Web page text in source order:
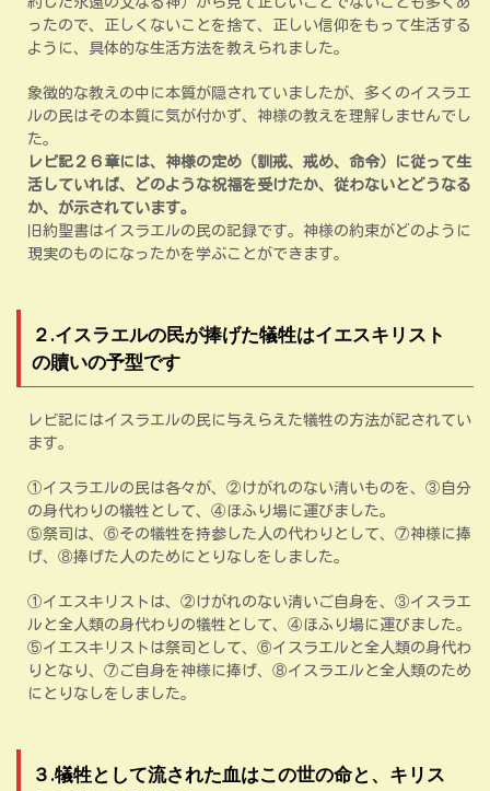
ったので、正しくないことを捨て、正しい信仰をもって生活する
ように、具体的な生活方法を教えられました。
象徴的な教えの中に本質が隠されていましたが、多くのイスラエ
ルの民はその本質に気が付かず、神様の教えを理解しませんでし
た。
レビ記２６章には、神様の定め（訓戒、戒め、命令）に従って生
活していれば、どのような祝福を受けたか、従わないとどうなる
か、が示されています。
旧約聖書はイスラエルの民の記録です。神様の約束がどのように
現実のものになったかを学ぶことができます。
２.イスラエルの民が捧げた犠牲はイエスキリスト
の贖いの予型です
レビ記にはイスラエルの民に与えらえた犠牲の方法が記されてい
ます。
①イスラエルの民は各々が、②けがれのない清いものを、③自分
の身代わりの犠牲として、④ほふり場に運びました。
⑤祭司は、⑥その犠牲を持参した人の代わりとして、⑦神様に捧
げ、⑧捧げた人のためにとりなしをしました。
①イエスキリストは、②けがれのない清いご自身を、③イスラエ
ルと全人類の身代わりの犠牲として、④ほふり場に運びました。
⑤イエスキリストは祭司として、⑥イスラエルと全人類の身代わ
りとなり、⑦ご自身を神様に捧げ、⑧イスラエルと全人類のため
にとりなしをしました。
３.犠牲として流された血はこの世の命と、キリス